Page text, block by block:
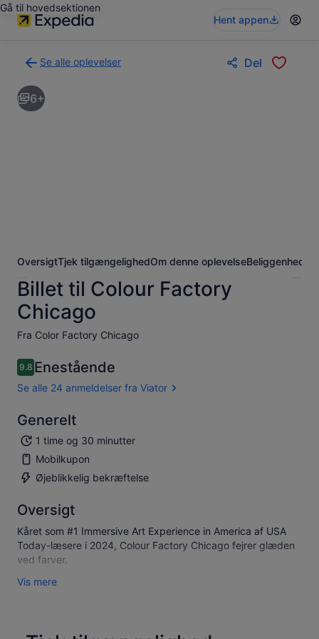
Gå til hovedsektionen
Hent appen
Se alle oplevelser
til
siden
med
Del
6+
OversigtTjek tilgængelighedOm denne oplevelseBeliggenhed
Billet til Colour Factory
Chicago
Fra Color Factory Chicago
9.89.8 ud af 10
Enestående
Se alle 24 anmeldelser fra Viator
Generelt
1 time og 30 minutter
Mobilkupon
Øjeblikkelig bekræftelse
Oversigt
Kåret som #1 Immersive Art Experience in America af USA
Today-læsere i 2024, Colour Factory Chicago fejrer glæden
ved farver.
Gæster begiver sig ud på en lys og farverig rejse gennem
Sjovt for alle aldre, hvert besøg inkluderer
Vis mere